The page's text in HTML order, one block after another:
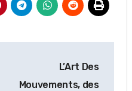
L’Art Des
Mouvements, des